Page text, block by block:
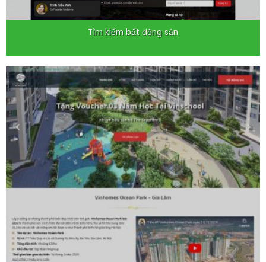
Tìm kiếm bất động sản